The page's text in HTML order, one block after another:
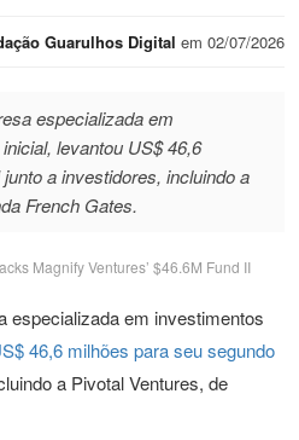
Guarulhos Digital em 02/07/2026
especializada em
levantou US$ 46,6
a investidores, incluindo a
French Gates.
Magnify Ventures’ $46.6M Fund II
especializada em investimentos
46,6 milhões para seu segundo
a Pivotal Ventures, de